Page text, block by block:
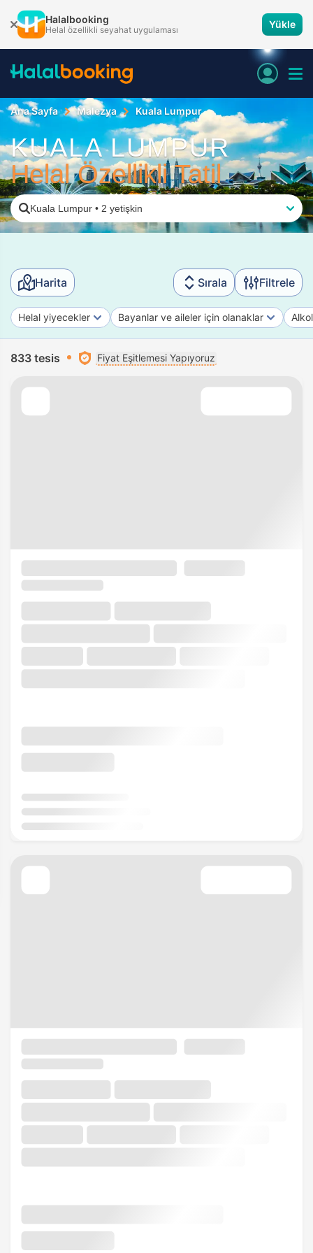
Halalbooking
Helal özellikli seyahat uygulaması Yükle
Ana Sayfa Malezya Kuala Lumpur
KUALA LUMPUR
Helal Özellikli Tatil
Kuala Lumpur • 2 yetişkin
Harita Sırala Filtrele
Helal yiyecekler Bayanlar ve aileler için olanaklar
833 tesis Fiyat Eşitlemesi Yapıyoruz